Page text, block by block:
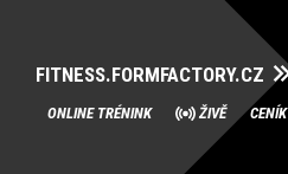
FITNESS.FORMFACTORY.CZ
Přeskočit
na
ONLINE TRÉNINK ŽIVĚ CENÍK